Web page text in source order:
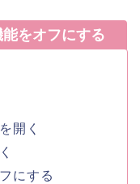
開く
にする